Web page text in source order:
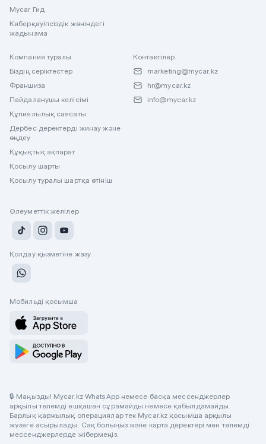
Mycar Гид
Киберқауіпсіздік жөніндегі
жадынама
Компания туралы
Біздің серіктестер
Франшиза
Пайдаланушы келісімі
Құпиялылық саясаты
Дербес деректерді жинау және
өңдеу
Құқықтық ақпарат
Қосылу шарты
Қосылу туралы шартқа өтініш
Контактілер
marketing@mycar.kz
hr@mycar.kz
info@mycar.kz
Әлеуметтік желілер
Қолдау қызметіне жазу
Мобильді қосымша
🔒 Маңызды! Mycar.kz WhatsApp немесе басқа мессенджерлер
арқылы төлемді ешқашан сұрамайды немесе қабылдамайды.
Барлық қаржылық операциялар тек Mycar.kz қосымша арқылы
жүзеге асырылады. Сақ болыңыз және карта деректері мен төлемді
мессенджерлерде жібермеңіз.